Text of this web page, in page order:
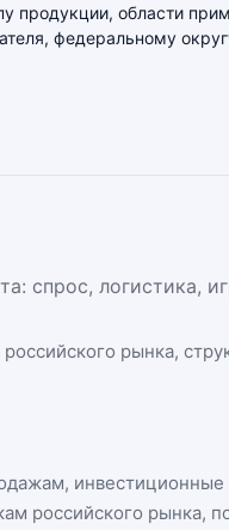
продукции, области
федеральному
спрос, логистика,
российского рынка,
российского рынка,